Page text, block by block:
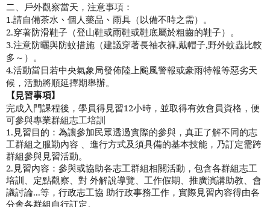
二、戶外觀察當天，注意事項：
1.請自備茶水 、 個人藥品 、 雨具（以備不時之需）。
2.穿著防滑鞋子（登山鞋或雨鞋或鞋底屬於粗齒的鞋子）。
3.注意防曬與防蚊措施（建議穿著長袖衣褲,戴帽子,野外蚊蟲比較
多～）。
4.活動當日若中央氣象局發佈陸上颱風警報或豪雨特報等惡劣天
候，活動將順延擇期舉辦。
【見習事項】
完成入門課程後，學員得見習12小時，並取得有效會員資格，便
可參與專業群組志工培訓
1. 見習目的：為讓參加民眾透過實際的參與，真正了解不同的志
工群組之服勤內容 、進行方式及須具備的基本技能，乃訂定需跨
群組參與見習活動。
2. 見習內容：參與或協助各志工群組相關活動，包含各群組志工
培訓、定點觀察、對 外解說導覽、工作假期、推廣演講助教、會
議討論...等，行政志工協 助行政事務工作，實際見習內容得由各
分會各群組自行訂定。